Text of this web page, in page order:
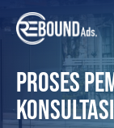
PROSES